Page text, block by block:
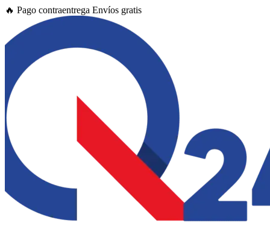
Ir
contenido
🔥 Pago contraentrega Envíos gratis